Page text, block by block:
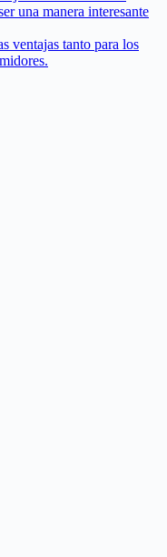
una manera interesante
ventajas tanto para los